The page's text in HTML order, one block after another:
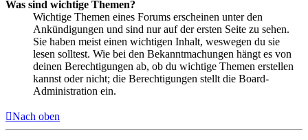
Was sind wichtige Themen?
Wichtige Themen eines Forums erscheinen unter den
Ankündigungen und sind nur auf der ersten Seite zu sehen.
Sie haben meist einen wichtigen Inhalt, weswegen du sie
lesen solltest. Wie bei den Bekanntmachungen hängt es von
deinen Berechtigungen ab, ob du wichtige Themen erstellen
kannst oder nicht; die Berechtigungen stellt die Board-
Administration ein.
Nach oben